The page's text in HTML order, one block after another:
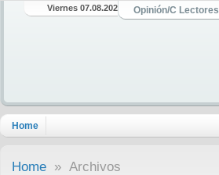
Viernes 07.08.2026 Opinión/C Lectores
Home
Home » Archivos